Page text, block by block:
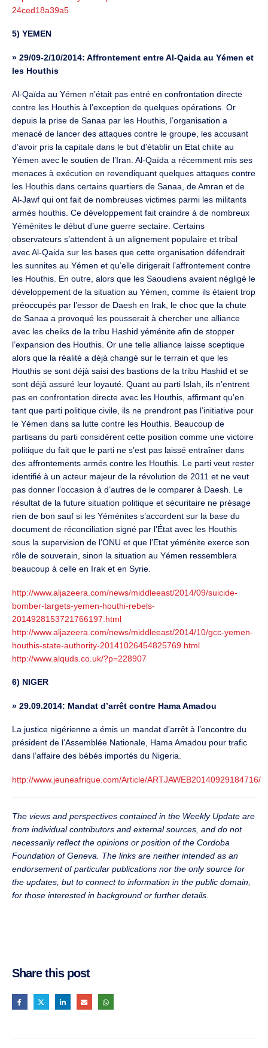
24ced18a39a5
5) YEMEN
» 29/09-2/10/2014: Affrontement entre Al-Qaida au Yémen et
les Houthis
Al-Qaïda au Yémen n’était pas entré en confrontation directe
contre les Houthis à l’exception de quelques opérations. Or
depuis la prise de Sanaa par les Houthis, l’organisation a
menacé de lancer des attaques contre le groupe, les accusant
d’avoir pris la capitale dans le but d’établir un Etat chiite au
Yémen avec le soutien de l’Iran. Al-Qaïda a récemment mis ses
menaces à exécution en revendiquant quelques attaques contre
les Houthis dans certains quartiers de Sanaa, de Amran et de
Al-Jawf qui ont fait de nombreuses victimes parmi les militants
armés houthis. Ce développement fait craindre à de nombreux
Yéménites le début d’une guerre sectaire. Certains
observateurs s’attendent à un alignement populaire et tribal
avec Al-Qaida sur les bases que cette organisation défendrait
les sunnites au Yémen et qu’elle dirigerait l’affrontement contre
les Houthis. En outre, alors que les Saoudiens avaient négligé le
développement de la situation au Yémen, comme ils étaient trop
préoccupés par l’essor de Daesh en Irak, le choc que la chute
de Sanaa a provoqué les pousserait à chercher une alliance
avec les cheiks de la tribu Hashid yéménite afin de stopper
l’expansion des Houthis. Or une telle alliance laisse sceptique
alors que la réalité a déjà changé sur le terrain et que les
Houthis se sont déjà saisi des bastions de la tribu Hashid et se
sont déjà assuré leur loyauté. Quant au parti Islah, ils n’entrent
pas en confrontation directe avec les Houthis, affirmant qu’en
tant que parti politique civile, ils ne prendront pas l’initiative pour
le Yémen dans sa lutte contre les Houthis. Beaucoup de
partisans du parti considèrent cette position comme une victoire
politique du fait que le parti ne s’est pas laissé entraîner dans
des affrontements armés contre les Houthis. Le parti veut rester
identifié à un acteur majeur de la révolution de 2011 et ne veut
pas donner l’occasion à d’autres de le comparer à Daesh. Le
résultat de la future situation politique et sécuritaire ne présage
rien de bon sauf si les Yéménites s’accordent sur la base du
document de réconciliation signé par l’État avec les Houthis
sous la supervision de l’ONU et que l’Etat yéménite exerce son
rôle de souverain, sinon la situation au Yémen ressemblera
beaucoup à celle en Irak et en Syrie.
http://www.aljazeera.com/news/middleeast/2014/09/suicide-
bomber-targets-yemen-houthi-rebels-
2014928153721766197.html
http://www.aljazeera.com/news/middleeast/2014/10/gcc-yemen-
houthis-state-authority-20141026454825769.html
http://www.alquds.co.uk/?p=228907
6) NIGER
» 29.09.2014: Mandat d’arrêt contre Hama Amadou
La justice nigérienne a émis un mandat d’arrêt à l’encontre du
président de l’Assemblée Nationale, Hama Amadou pour trafic
dans l’affaire des bébés importés du Nigeria.
http://www.jeuneafrique.com/Article/ARTJAWEB20140929184716/
The views and perspectives contained in the Weekly Update are
from individual contributors and external sources, and do not
necessarily reflect the opinions or position of the Cordoba
Foundation of Geneva. The links are neither intended as an
endorsement of particular publications nor the only source for
the updates, but to connect to information in the public domain,
for those interested in background or further details.
Share this post